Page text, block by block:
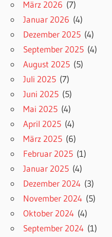
März 2026 (7)
Januar 2026 (4)
Dezember 2025 (4)
September 2025 (4)
August 2025 (5)
Juli 2025 (7)
Juni 2025 (5)
Mai 2025 (4)
April 2025 (4)
März 2025 (6)
Februar 2025 (1)
Januar 2025 (4)
Dezember 2024 (3)
November 2024 (5)
Oktober 2024 (4)
September 2024 (1)